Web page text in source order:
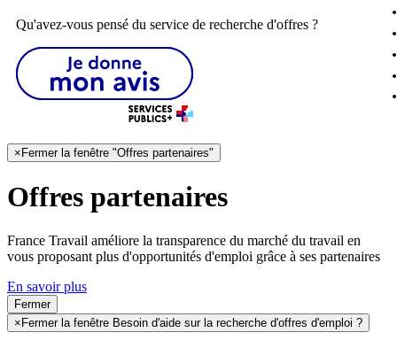
Qu'avez-vous pensé du service de recherche d'offres ?
× Fermer la fenêtre "Offres partenaires"
Offres partenaires
France Travail améliore la transparence du marché du travail en
vous proposant plus d'opportunités d'emploi grâce à ses partenaires
En savoir plus
Fermer
× Fermer la fenêtre Besoin d'aide sur la recherche d'offres d'emploi ?